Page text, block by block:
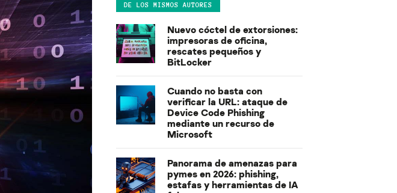
DE LOS MISMOS AUTORES
Nuevo cóctel de extorsiones:
impresoras de oficina,
rescates pequeños y
BitLocker
Cuando no basta con
verificar la URL: ataque de
Device Code Phishing
mediante un recurso de
Microsoft
Panorama de amenazas para
pymes en 2026: phishing,
estafas y herramientas de IA